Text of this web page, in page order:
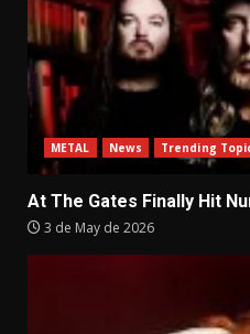
METAL News Trending
At The Gates Finally Hit
3 de May de 2026